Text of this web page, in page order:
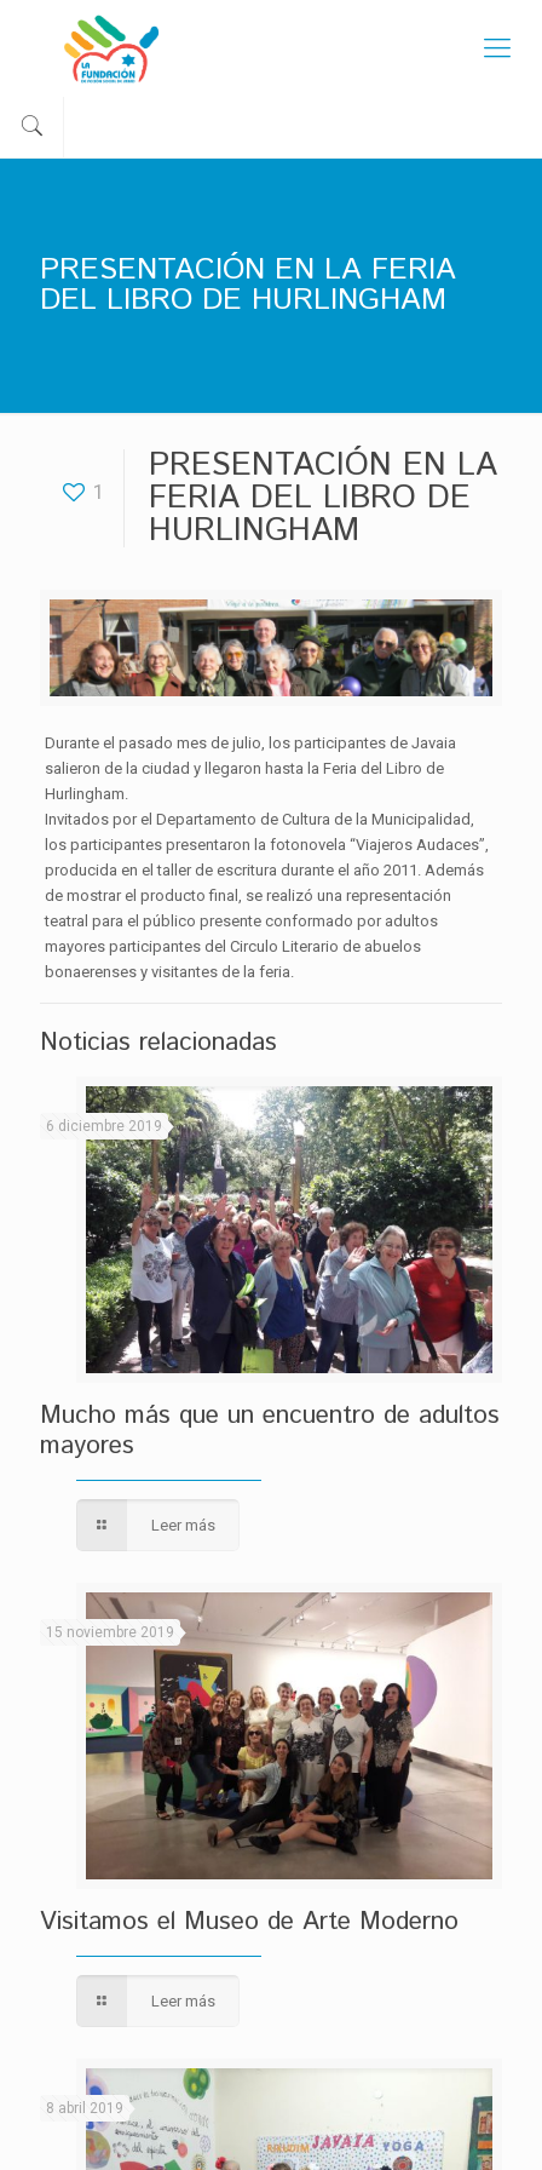
PRESENTACIÓN EN LA FERIA
DEL LIBRO DE HURLINGHAM
1
PRESENTACIÓN EN LA
FERIA DEL LIBRO DE
HURLINGHAM
Durante el pasado mes de julio, los participantes de Javaia
salieron de la ciudad y llegaron hasta la Feria del Libro de
Hurlingham.
Invitados por el Departamento de Cultura de la Municipalidad,
los participantes presentaron la fotonovela “Viajeros Audaces”,
producida en el taller de escritura durante el año 2011. Además
de mostrar el producto final, se realizó una representación
teatral para el público presente conformado por adultos
mayores participantes del Circulo Literario de abuelos
bonaerenses y visitantes de la feria.
Noticias relacionadas
6 diciembre 2019
Mucho más que un encuentro de adultos
mayores
Leer más
15 noviembre 2019
Visitamos el Museo de Arte Moderno
Leer más
8 abril 2019